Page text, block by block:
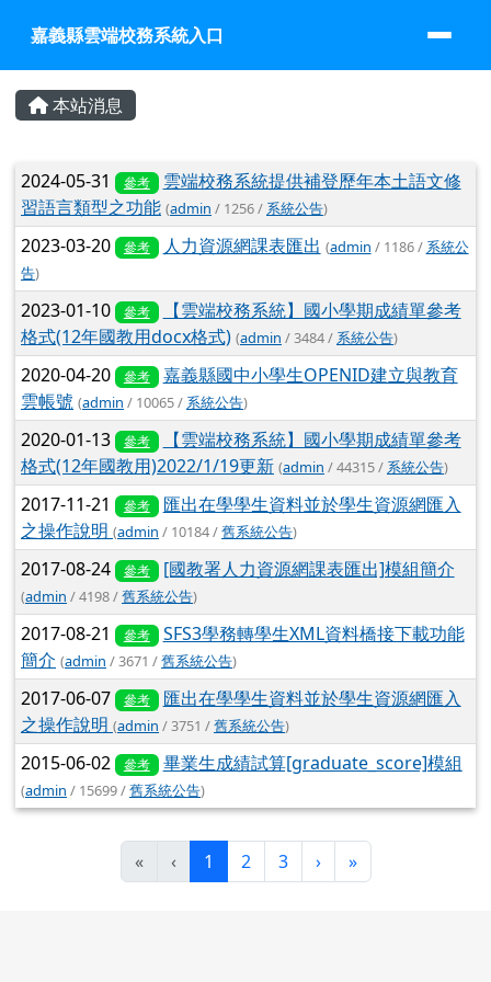
嘉義縣雲端校務系統入口
嘉義縣雲端校務系統入口
主內容區域
本站消息
文章列表
2024-05-31 參考
雲端校務系統提供補登歷年本土語文修
習語言類型之功能 (admin / 1256 / 系統公告)
2023-03-20 參考 人力資源網課表匯出 (admin / 1186 / 系統公
告)
2023-01-10 參考
【雲端校務系統】國小學期成績單參考
格式(12年國教用docx格式) (admin / 3484 / 系統公告)
2020-04-20 參考
嘉義縣國中小學生OPENID建立與教育
雲帳號 (admin / 10065 / 系統公告)
2020-01-13 參考
【雲端校務系統】國小學期成績單參考
格式(12年國教用)2022/1/19更新 (admin / 44315 / 系統公告)
2017-11-21 參考
匯出在學學生資料並於學生資源網匯入
之操作說明 (admin / 10184 /舊系統公告)
2017-08-24 參考 [國教署人力資源網課表匯出]模組簡介
(admin / 4198 /舊系統公告)
2017-08-21 參考
SFS3學務轉學生XML資料橋接下載功能
簡介 (admin / 3671 /舊系統公告)
2017-06-07 參考
匯出在學學生資料並於學生資源網匯入
之操作說明 (admin / 3751 /舊系統公告)
2015-06-02 參考 畢業生成績試算[graduate_score]模組
(admin / 15699 /舊系統公告)
« ‹ 1 (目前頁次)
2 3 ›下一頁
»最後頁
頁尾區域